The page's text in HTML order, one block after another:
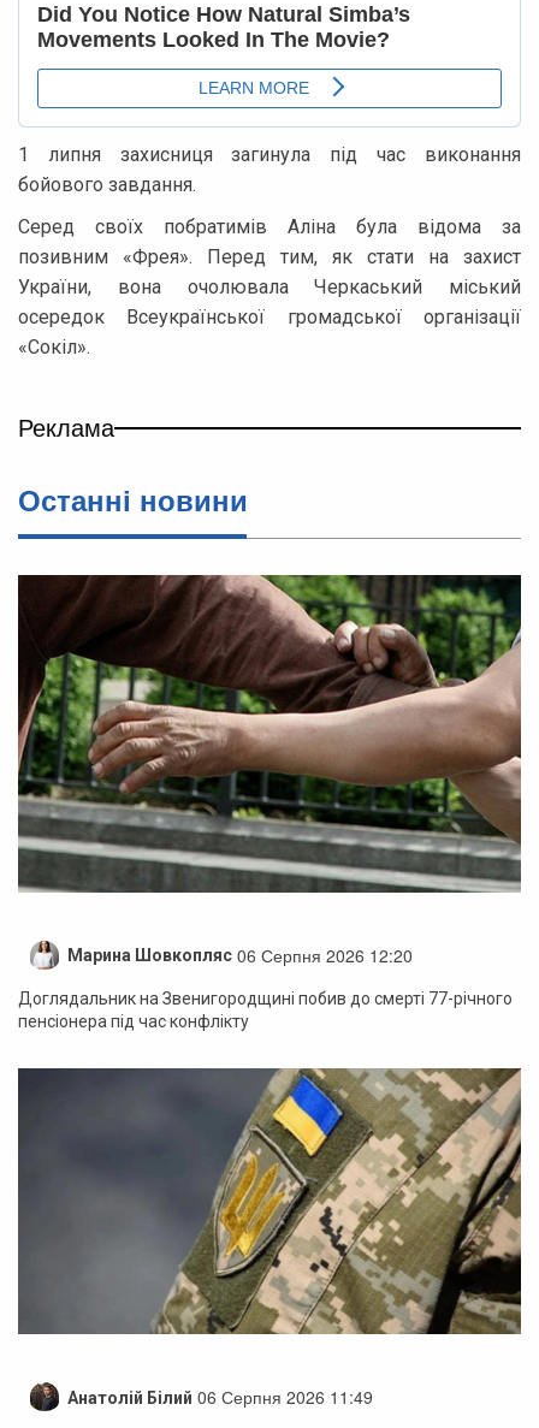
1 липня захисниця загинула під час виконання
бойового завдання.
Серед своїх побратимів Аліна була відома за
позивним «Фрея». Перед тим, як стати на захист
України, вона очолювала Черкаський міський
осередок Всеукраїнської громадської організації
«Сокіл».
Реклама
Останні новини
Марина Шовкопляс 06 Серпня 2026 12:20
Доглядальник на Звенигородщині побив до смерті 77-річного
пенсіонера під час конфлікту
Анатолій Білий 06 Серпня 2026 11:49